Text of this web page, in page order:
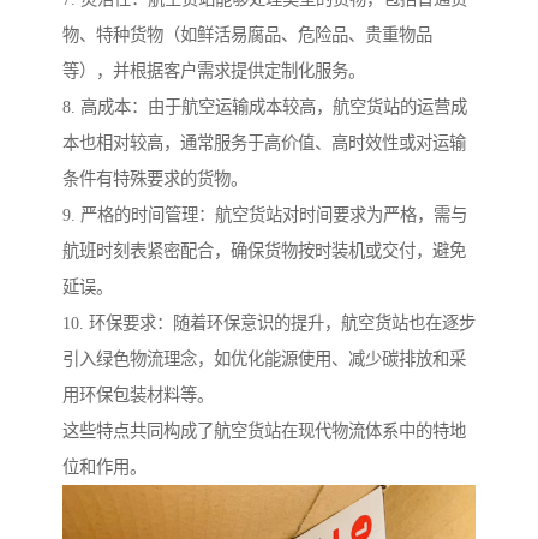
物、特种货物（如鲜活易腐品、危险品、贵重物品
等），并根据客户需求提供定制化服务。
8. 高成本：由于航空运输成本较高，航空货站的运营成
本也相对较高，通常服务于高价值、高时效性或对运输
条件有特殊要求的货物。
9. 严格的时间管理：航空货站对时间要求为严格，需与
航班时刻表紧密配合，确保货物按时装机或交付，避免
延误。
10. 环保要求：随着环保意识的提升，航空货站也在逐步
引入绿色物流理念，如优化能源使用、减少碳排放和采
用环保包装材料等。
这些特点共同构成了航空货站在现代物流体系中的特地
位和作用。